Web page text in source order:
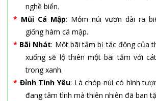
nghề biển.
* Mũi Cá Mập: Mỏm núi vươn dài ra
giống hàm cá mập.
* Bãi Nhát: Một bãi tắm bị tác động của
xuống sẽ lộ thiên một bãi tắm với
trongxanh.
* Đỉnh Tình Yêu: Là chóp núi có hình
đang tâm tình mà thiên nhiên đã ban